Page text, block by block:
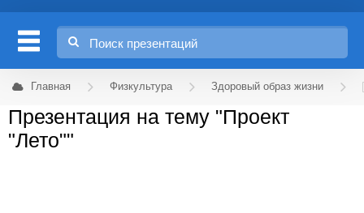
Главная Физкультура Здоровый образ жизни
Презентация на тему "Проект
"Лето""